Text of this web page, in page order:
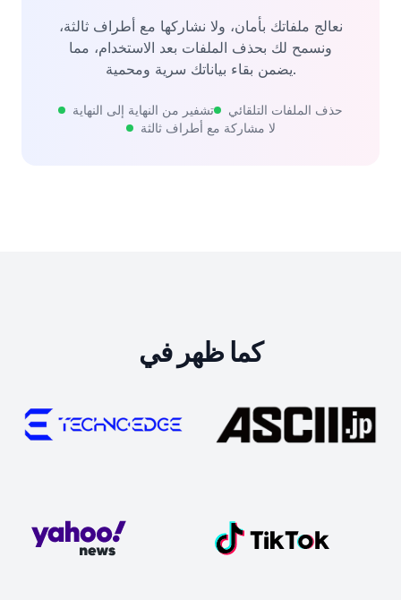
نعالج ملفاتك بأمان، ولا نشاركها مع أطراف ثالثة،
ونسمح لك بحذف الملفات بعد الاستخدام، مما
يضمن بقاء بياناتك سرية ومحمية.
تشفير من النهاية إلى النهاية
حذف الملفات التلقائي
لا مشاركة مع أطراف ثالثة
كما ظهر في